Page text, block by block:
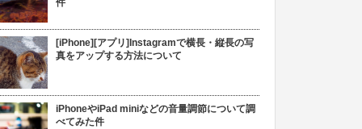
件
[iPhone][アプリ]Instagramで横長・縦長の写
真をアップする方法について
iPhoneやiPad miniなどの音量調節について調
べてみた件